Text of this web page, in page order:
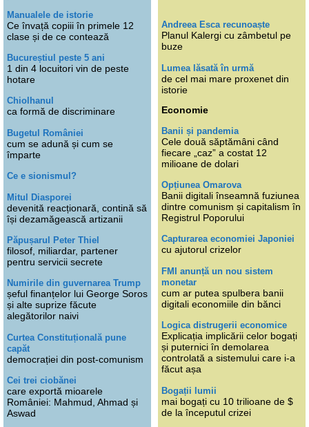
Manualele de istorie
Ce învață copiii în primele 12
clase și de ce contează
Bucureștiul peste 5 ani
1 din 4 locuitori vin de peste
hotare
Chiolhanul
ca formă de discriminare
Bugetul României
cum se adună și cum se
împarte
Ce e sionismul?
Mitul Diasporei
devenită reacționară, contină să
își dezamăgească artizanii
Păpușarul Peter Thiel
filosof, miliardar, partener
pentru servicii secrete
Numirile din guvernarea Trump
șeful finanțelor lui George Soros
și alte suprize făcute
alegătorilor naivi
Curtea Constituțională pune
capăt
democrației din post-comunism
Cei trei ciobănei
care exportă mioarele
României: Mahmud, Ahmad și
Aswad
Andreea Esca recunoaște
Planul Kalergi cu zâmbetul pe
buze
Lumea lăsată în urmă
de cel mai mare proxenet din
istorie
Economie
Banii și pandemia
Cele două săptămâni când
fiecare „caz” a costat 12
milioane de dolari
Opțiunea Omarova
Banii digitali înseamnă fuziunea
dintre comunism și capitalism în
Registrul Poporului
Capturarea economiei Japoniei
cu ajutorul crizelor
FMI anunță un nou sistem
monetar
cum ar putea spulbera banii
digitali economiile din bănci
Logica distrugerii economice
Explicația implicării celor bogați
și puternici în demolarea
controlată a sistemului care i-a
făcut așa
Bogații lumii
mai bogați cu 10 trilioane de $
de la începutul crizei